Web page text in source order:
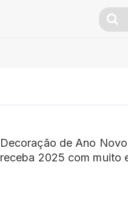
Decoração de Ano
receba 2025 com muito